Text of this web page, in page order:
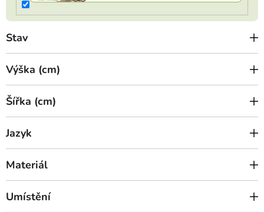
Stav
Výška (cm)
Šířka (cm)
Jazyk
Materiál
Umístění